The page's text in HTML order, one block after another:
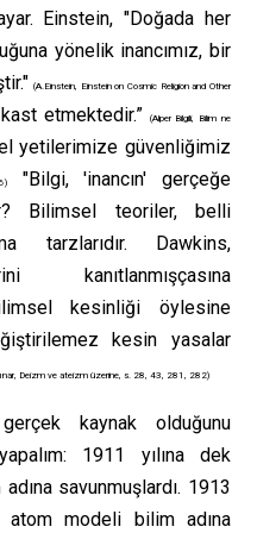
Einstein, "Doğada her
yönelik inancımız, bir
(A.Einstein, Einstein on Cosmic Religion and Other
etmektedir.” (Alper Bilgili, Bilim ne
yetilerimize güvenliğimiz
"Bilgi, 'inancın' gerçeğe
Bilimsel teoriler, belli
tarzlarıdır. Dawkins,
kanıtlanmışçasına
kesinliği öylesine
kesin yasalar
Deizm ve ateizm üzerine, s. 28, 43, 281, 282)
kaynak olduğunu
1911 yılına dek
savunmuşlardı. 1913
atom modeli bilim adına